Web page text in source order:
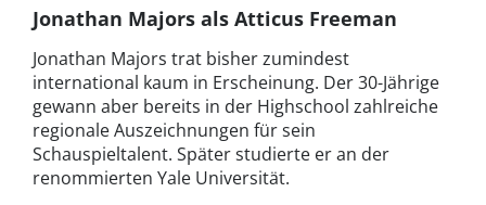
Jonathan Majors als Atticus Freeman
Jonathan Majors trat bisher zumindest
international kaum in Erscheinung. Der 30-Jährige
gewann aber bereits in der Highschool zahlreiche
regionale Auszeichnungen für sein
Schauspieltalent. Später studierte er an der
renommierten Yale Universität.